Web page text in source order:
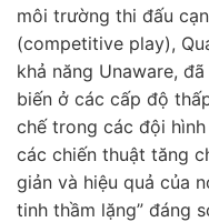
môi trường thi đấu
(competitive play),
khả năng Unaware,
biến ở các cấp độ
chế trong các đội
các chiến thuật tăng
giản và hiệu quả của
tinh thầm lặng” đáng